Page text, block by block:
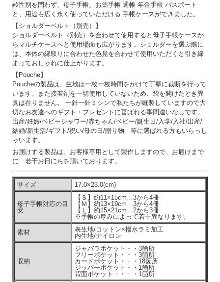
齢性別を問わず、母子手帳、お薬手帳 通帳 年金手帳 パスポート
と、用途も広く永く使っていただける 手帳ケースができました。
【ショルダーベルト（別売）】
ショルダーベルト（別売）を合わせて使用すると母子手帳ケースか
らマルチケースへと使用場面も広がります。ショルダーを選ぶ際に
は、本体の縁取りに合わせた色見を合わせて使用いただくと引き締
まっておしゃれに仕上がります。
【Pouche】
Poucheの製品は、生地は一枚一枚時間をかけて丁寧に裁断を行って
います。また接着剤を一切使用していないため、袋を開けたとき異
臭は在りません。 一針一針ミシンで私たちが縫製していますので大
切なお友達へのギフト・プレゼントに喜ばれる事間違いなしです。
出産/妊娠/ベビーシャワー/赤ちゃん/ベビー/誕生日/入学/入社/出産/
結婚/新生活/ギフト/祝い/母の日/贈り物 等に選ばれる方もいらっし
ゃいます。
お届けする製品は、お客様専用として製作しますので、お届けまで
に 若干お日にちを頂いております。
サイズ 17.0×23.0(cm)
母子手帳対応の目
安
【Ｓ】約11×15cm…3から4冊
【Ｍ】約13×19cm…3から4冊
【Ｌ】約15×21cm…2から3冊
※手帳の厚みによって若干異なります。
素材
表生地/コットン×撥水ラミ加工
内生地/ナイロン
収納
ジャバラポケット・・3箇所
フリーポケット・・・3箇所
カードポケット・・・18箇所
ジッパーポケット・・1箇所
背面ポケット・・・・1箇所